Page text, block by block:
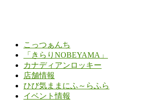
こっつぁんち
「きらりNOBEYAMA」
カナディアンロッキー
店舗情報
ひび気ままにふ～らふら
イベント情報